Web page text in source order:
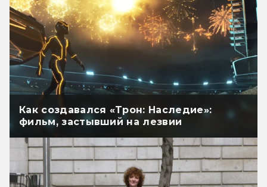
Как создавался «Трон: Наследие»:
фильм, застывший на лезвии